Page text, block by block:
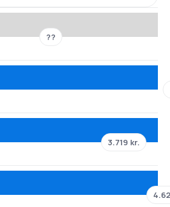
??
3.719 kr.